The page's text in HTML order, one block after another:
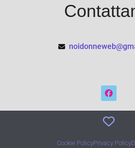
Cookie PolicyPrivacy Policy